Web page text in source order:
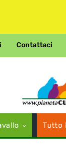
Contattaci
Tutto